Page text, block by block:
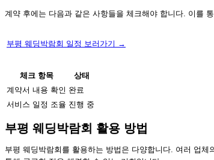
계약 후에는 다음과 같은 사항들을 체크해야 합니다. 이를
부평 웨딩박람회 일정 보러가기 →
체크 항목
상태
계약서 내용 확인 완료
서비스 일정 조율 진행 중
부평 웨딩박람회 활용 방법
부평 웨딩박람회를 활용하는 방법은 다양합니다. 여러 업